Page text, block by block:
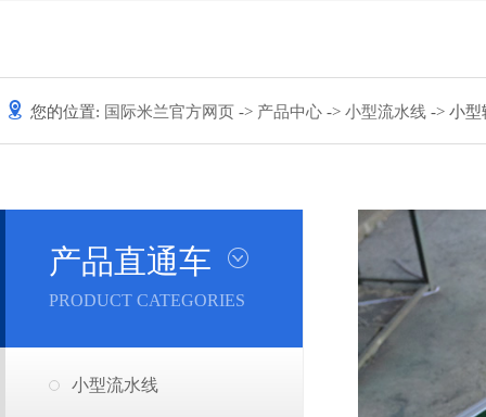
您的位置: 国际米兰官方网页 -> 产品中心 -> 小型流水线 -> 小型
产品直通车
PRODUCT CATEGORIES
小型流水线